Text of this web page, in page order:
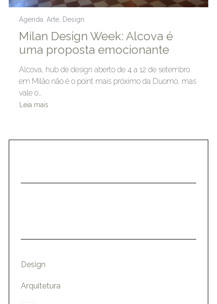
Agenda Arte, Design
Milan Design Week: Alcova é
uma proposta emocionante
Alcova, hub de design aberto de 4 a 12 de setembro
em Milão não é o point mais próximo da Duomo, mas
vale o…
Leia mais
Design
Arquitetura